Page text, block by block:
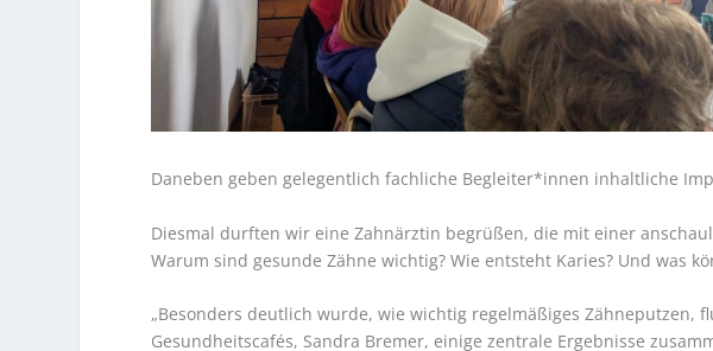
Daneben geben gelegentlich fachliche Begleiter*innen inhaltliche
Diesmal durften wir eine Zahnärztin begrüßen, die mit einer
Warum sind gesunde Zähne wichtig? Wie entsteht Karies? Und was
„Besonders deutlich wurde, wie wichtig regelmäßiges Zähneputzen,
Gesundheitscafés, Sandra Bremer, einige zentrale Ergebnisse